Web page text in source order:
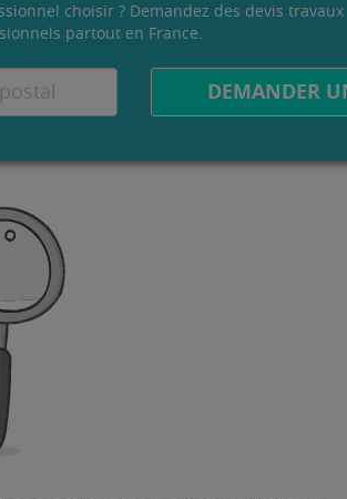
choisir ? Demandez des devis travaux
partout en France.
DEMANDER